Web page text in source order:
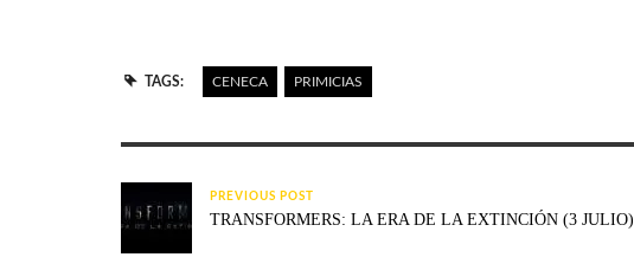
TAGS: CENECA PRIMICIAS
PREVIOUS POST
TRANSFORMERS: LA ERA DE LA EXTINCIÓN (3 JULIO)